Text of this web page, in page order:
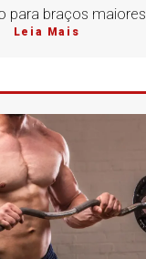
para braços maiores
Leia Mais